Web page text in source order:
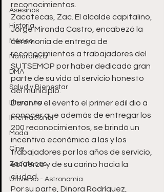
Asesinos
Historia
México
Naturaleza
DMA
Salud y Bienestar
Literatura
Internacional
Moda
Cine
Zacatecas
Universo - Astronomía
reconocimientos.
Zacatecas, Zac. El alcalde capitalino,
Jorge Miranda Castro, encabezó la
ceremonia de entrega de
reconocimientos a trabajadores del
SUTSEMOP por haber dedicado gran
parte de su vida al servicio honesto
del municipio.
Durante el evento el primer edil dio a
conocer que además de entregar los
200 reconocimientos, se brindó un
incentivo económico a las y los
trabajadores por los años de servicio,
esfuerzo y de su cariño hacia la
ciudad.
Por su parte, Dinora Rodríguez,